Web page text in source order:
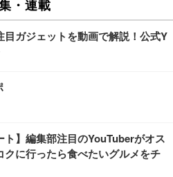
・連載
目ガジェットを動画で解説！公式Y
ト】編集部注目のYouTuberがオス
クに行ったら食べたいグルメをチ